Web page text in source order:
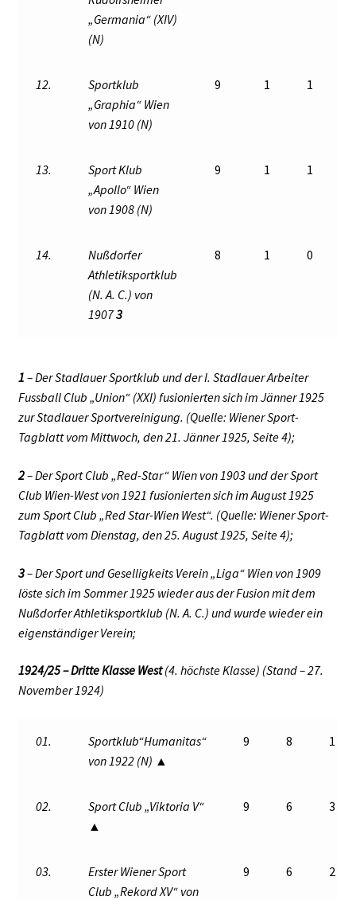
„Germania“ (XIV)
(N)
12.
Sportklub
„Graphia“ Wien
von 1910 (N)
9 1 1
13.
Sport Klub
„Apollo“ Wien
von 1908 (N)
9 1 1
14.
Nußdorfer
Athletiksportklub
(N. A. C.) von
19073
8 1 0
1 – Der Stadlauer Sportklub und der I. Stadlauer Arbeiter
Fussball Club „Union“ (XXI) fusionierten sich im Jänner 1925
zur Stadlauer Sportvereinigung. (Quelle: Wiener Sport-
Tagblatt vom Mittwoch, den 21. Jänner 1925, Seite 4);
2– Der Sport Club „Red-Star“ Wien von 1903 und der Sport
Club Wien-West von 1921 fusionierten sich im August 1925
zum Sport Club „Red Star-Wien West“. (Quelle: Wiener Sport-
Tagblatt vom Dienstag, den 25. August 1925, Seite 4);
3– Der Sport und Geselligkeits Verein „Liga“ Wien von 1909
löste sich im Sommer 1925 wieder aus der Fusion mit dem
Nußdorfer Athletiksportklub (N. A. C.) und wurde wieder ein
eigenständiger Verein;
1924/25 – Dritte Klasse West(4. höchste Klasse) (Stand – 27.
November 1924)
01.
Sportklub“Humanitas“
von 1922 (N) ▲
9 8 1
02.
Sport Club „Viktoria V“
▲
9 6 3
03.
Erster Wiener Sport
Club „Rekord XV“ von
9 6 2